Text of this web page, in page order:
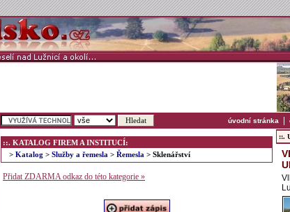
úvodní stránka |
::. KATALOG FIREM A INSTITUCÍ:
> Katalog > Služby a řemesla > Řemesla > Sklenářství
Přidat ZDARMA odkaz do této kategorie »
::.